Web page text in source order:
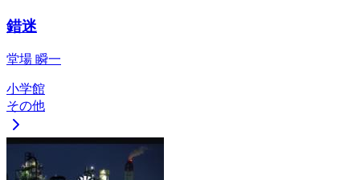
錯迷
堂場 瞬一
小学館
その他